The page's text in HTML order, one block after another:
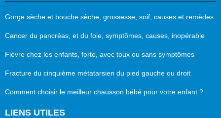
Gorge sèche et bouche sèche, grossesse, soif, causes et remèdes
Cancer du pancréas, et du foie, symptômes, causes, inopérable
Fièvre chez les enfants, forte, avec toux ou sans symptômes
Fracture du cinquième métatarsien du pied gauche ou droit
Comment choisir le meilleur chausson bébé pour votre enfant ?
LIENS UTILES